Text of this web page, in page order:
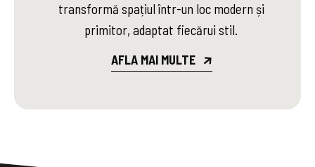
transformă spațiul într-un loc modern și
primitor, adaptat fiecărui stil.
AFLA MAI MULTE